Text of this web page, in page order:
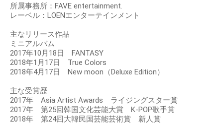
所属事務所：FAVE entertainment.
レーベル：LOENエンターテインメント
主なリリース作品
ミニアルバム
2017年10月18日 FANTASY
2018年1月17日 True Colors
2018年4月17日 New moon（Deluxe Edition）
主な受賞歴
2017年 Asia Artist Awards ライジングスター賞
2017年 第25回韓国文化芸能大賞 K-POP歌手賞
2018年 第24回大韓民国芸能芸術賞 新人賞